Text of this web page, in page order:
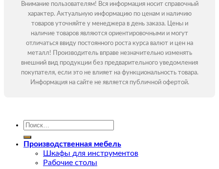
Внимание пользователям! Вся информация носит справочный
характер. Актуальную информацию по ценам и наличию
товаров уточняйте у менеджера в день заказа. Цены и
наличие товаров являются ориентировочными и могут
отличаться ввиду постоянного роста курса валют и цен на
металл! Производитель вправе незначительно изменять
внешний вид продукции без предварительного уведомления
покупателя, если это не влияет на функциональность товара.
Информация на сайте не является публичной офертой.
Искать:
Производственная мебель
Шкафы для инструментов
Рабочие столы